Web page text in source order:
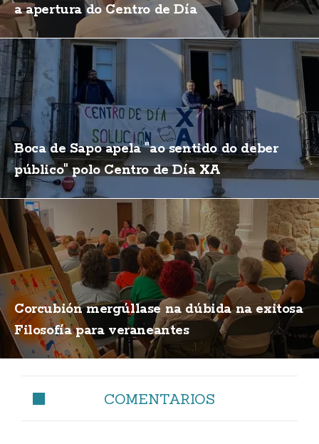
a apertura do Centro de Día
Boca de Sapo apela "ao sentido do deber
público" polo Centro de Día XA
Corcubión mergúllase na dúbida na exitosa
Filosofía para veraneantes
COMENTARIOS